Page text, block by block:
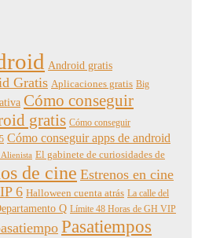
Android gratis
Gratis Aplicaciones gratis Big
Cómo conseguir
gratis Cómo conseguir
Cómo conseguir apps de android
El gabinete de curiosidades de
de cine Estrenos en cine
6 Halloween cuenta atrás La calle del
Q Límite 48 Horas de GH VIP
Pasatiempos